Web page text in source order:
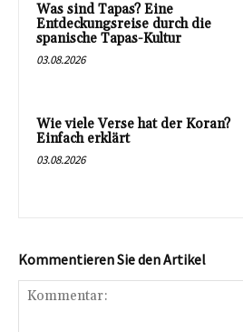
Was sind Tapas? Eine
Entdeckungsreise durch die
spanische Tapas-Kultur
03.08.2026
Wie viele Verse hat der Koran?
Einfach erklärt
03.08.2026
Kommentieren Sie den Artikel